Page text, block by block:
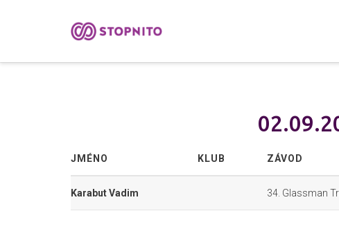
JMÉNO KLUB ZÁVOD
Karabut Vadim 34. Glassman